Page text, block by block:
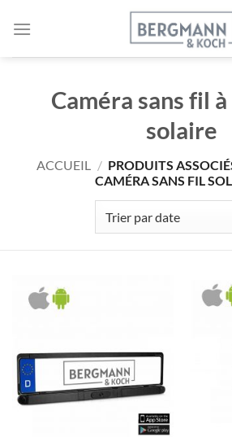
Caméra sans fil
solaire
ACCUEIL / PRODUITS
CAMÉRA SANS FIL